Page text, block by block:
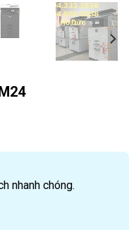
nhanh chóng.